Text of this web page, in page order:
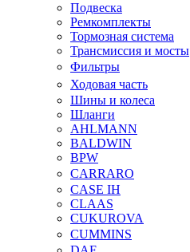
Подвеска
Ремкомплекты
Тормозная система
Трансмиссия и мосты
Фильтры
Ходовая часть
Шины и колеса
Шланги
AHLMANN
BALDWIN
BPW
CARRARO
CASE IH
CLAAS
CUKUROVA
CUMMINS